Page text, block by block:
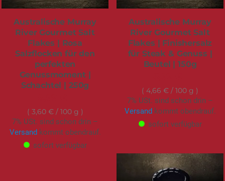
Australische Murray
River Gourmet Salt
Flakes | Rosa
Salzflocken für den
perfekten
Genussmoment |
Schachtel | 250g
3,60 €/ 100 g
7% USt. sind schon drin –
Versandkommt obendrauf.
sofort verfügbar
Australische Murray
River Gourmet Salt
Flakes | Finishersalz
für Steak & Genuss |
Beutel | 150g
4,66 € / 100 g
7% USt. sind schon drin –
Versandkommt obendrauf.
sofort verfügbar